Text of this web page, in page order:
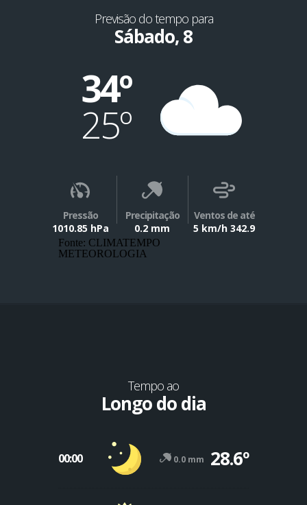
Previsão do tempo para
Sábado, 8
34º
25º
Pressão
1010.85 hPa
Precipitação
0.2 mm
Ventos de até
5 km/h 342.9
Fonte: CLIMATEMPO
METEOROLOGIA
Tempo ao
Longo do dia
00:00 0.0 mm 28.6º